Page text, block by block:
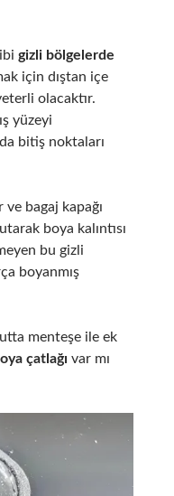
gizli bölgelerde
için dıştan içe
olacaktır.
yüzeyi
bitiş noktaları
bagaj kapağı
boya kalıntısı
bu gizli
boyanmış
menteşe ile ek
çatlağı var mı